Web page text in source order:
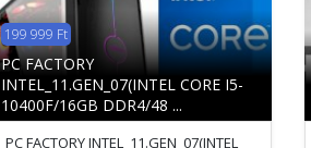
199 999 Ft
PC FACTORY
INTEL_11.GEN_07(INTEL CORE I5-
10400F/16GB DDR4/48 ...
PC FACTORY INTEL_11.GEN_07(INTEL